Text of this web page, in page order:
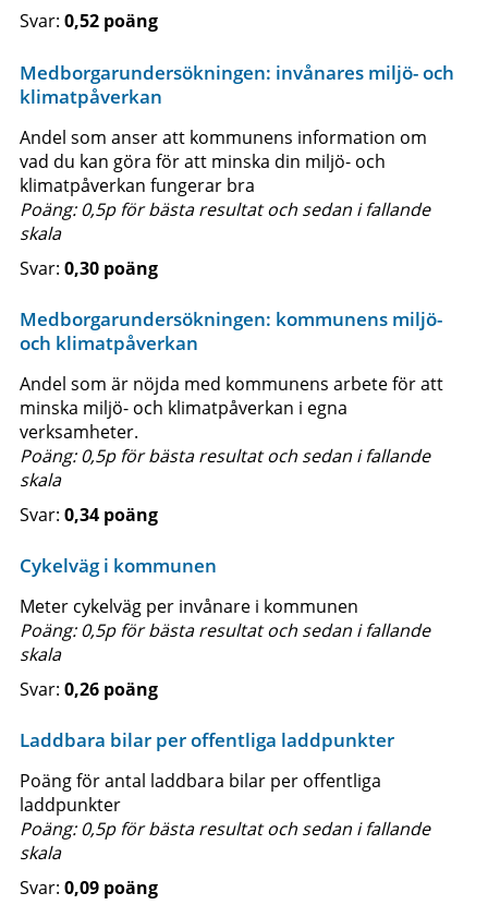
0,52 poäng
Medborgarundersökningen: invånares miljö- och
klimatpåverkan
Andel som anser att kommunens information om
vad du kan göra för att minska din miljö- och
klimatpåverkan fungerar bra
Poäng: 0,5p för bästa resultat och sedan i fallande
skala
0,30 poäng
Medborgarundersökningen: kommunens miljö-
och klimatpåverkan
Andel som är nöjda med kommunens arbete för att
minska miljö- och klimatpåverkan i egna
verksamheter.
Poäng: 0,5p för bästa resultat och sedan i fallande
skala
0,34 poäng
Cykelväg i kommunen
Meter cykelväg per invånare i kommunen
Poäng: 0,5p för bästa resultat och sedan i fallande
skala
0,26 poäng
Laddbara bilar per offentliga laddpunkter
Poäng för antal laddbara bilar per offentliga
laddpunkter
Poäng: 0,5p för bästa resultat och sedan i fallande
skala
0,09 poäng